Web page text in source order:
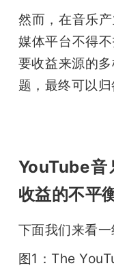
然而，在音乐
媒体平台不得
要收益来源的
题，最终可以
YouTube
收益的不平
下面我们来看一
图1：The